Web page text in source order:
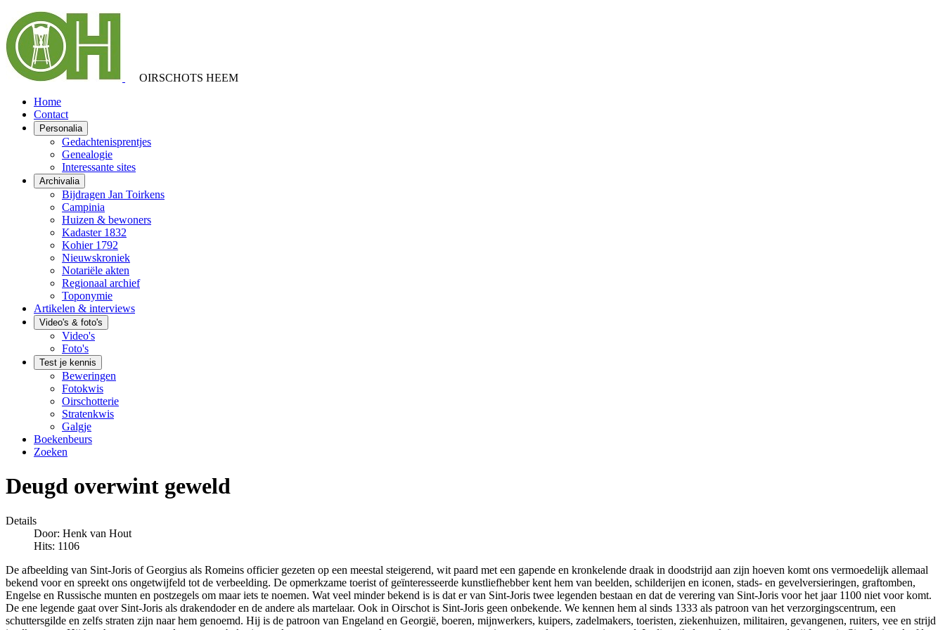
OIRSCHOTS HEEM
Home
Contact
Personalia
Gedachtenisprentjes
Genealogie
Interessante sites
Archivalia
Bijdragen Jan Toirkens
Campinia
Huizen & bewoners
Kadaster 1832
Kohier 1792
Nieuwskroniek
Notariële akten
Regionaal archief
Toponymie
Artikelen & interviews
Video's & foto's
Video's
Foto's
Test je kennis
Beweringen
Fotokwis
Oirschotterie
Stratenkwis
Galgje
Boekenbeurs
Zoeken
Deugd overwint geweld
Details
Door: Henk van Hout
Hits: 1106
De afbeelding van Sint-Joris of Georgius als Romeins officier gezeten op een meestal steigerend, wit paard met een gapende en kronkelende draak in doodstrijd aan zijn hoeven komt ons vermoedelijk allemaal
bekend voor en spreekt ons ongetwijfeld tot de verbeelding. De opmerkzame toerist of geïnteresseerde kunstliefhebber kent hem van beelden, schilderijen en iconen, stads- en gevelversieringen, graftomben,
Engelse en Russische munten en postzegels om maar iets te noemen. Wat veel minder bekend is is dat er van Sint-Joris twee legenden bestaan en dat de verering van Sint-Joris voor het jaar 1100 niet voor komt.
De ene legende gaat over Sint-Joris als drakendoder en de andere als martelaar. Ook in Oirschot is Sint-Joris geen onbekende. We kennen hem al sinds 1333 als patroon van het verzorgingscentrum, een
schuttersgilde en zelfs straten zijn naar hem genoemd. Hij is de patroon van Engeland en Georgië, boeren, mijnwerkers, kuipers, zadelmakers, toeristen, ziekenhuizen, militairen, gevangenen, ruiters, vee en strijd